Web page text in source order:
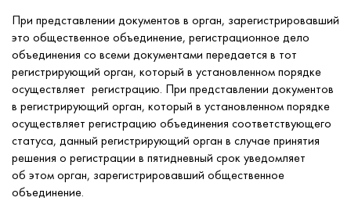
При представлении документов в орган, зарегистрировавший
это общественное объединение, регистрационное дело
объединения со всеми документами передается в тот
регистрирующий орган, который в установленном порядке
осуществляет регистрацию. При представлении документов
в регистрирующий орган, который в установленном порядке
осуществляет регистрацию объединения соответствующего
статуса, данный регистрирующий орган в случае принятия
решения о регистрации в пятидневный срок уведомляет
об этом орган, зарегистрировавший общественное
объединение.